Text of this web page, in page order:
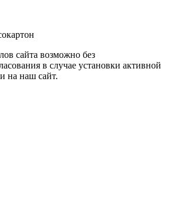
сайта возможно без
в случае установки активной
на наш сайт.